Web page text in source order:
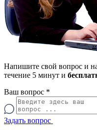
Напишите свой вопрос и
течение 5 минут и
Ваш вопрос *
Задать вопрос